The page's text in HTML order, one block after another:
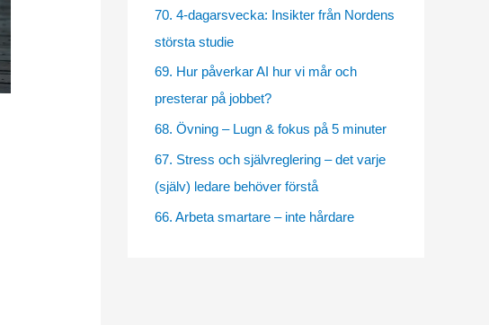
e
s
70. 4-dagarsvecka: Insikter från Nordens
största studie
69. Hur påverkar AI hur vi mår och
presterar på jobbet?
68. Övning – Lugn & fokus på 5 minuter
67. Stress och självreglering – det varje
(själv) ledare behöver förstå
66. Arbeta smartare – inte hårdare